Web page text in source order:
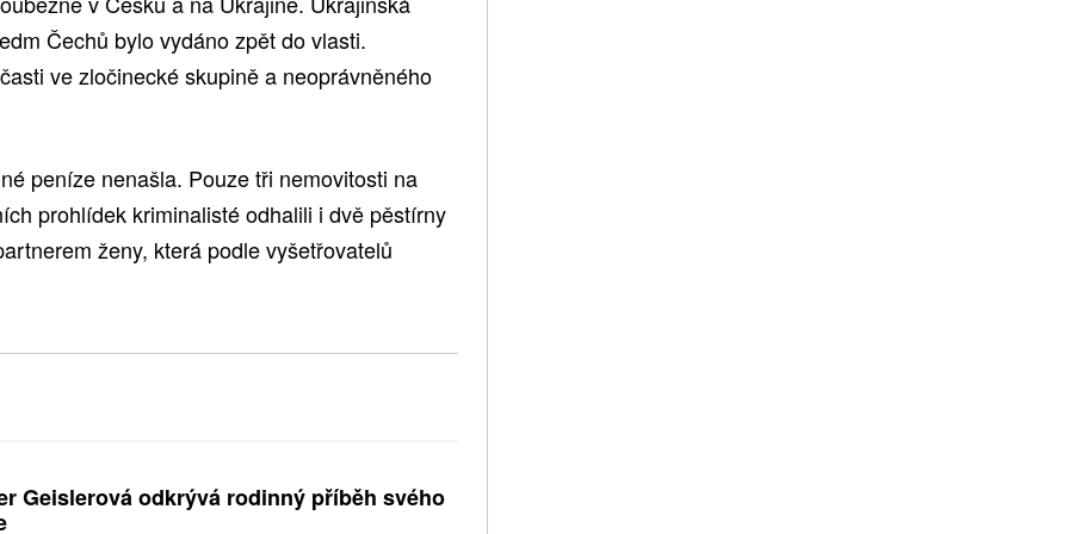
Čechů bylo vydáno zpět do vlasti.
ve zločinecké skupině a neoprávněného
peníze nenašla. Pouze tři nemovitosti na
prohlídek kriminalisté odhalili i dvě pěstírny
ženy, která podle vyšetřovatelů
Geislerová odkrývá rodinný příběh svého